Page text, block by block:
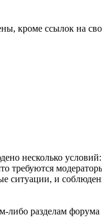
кроме ссылок на
несколько условий:
требуются
ситуации, и
либо разделам